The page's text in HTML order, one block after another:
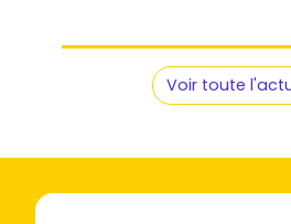
(selon le zonage du
si tu loues meublé.
Compare plusieurs
Voir toute